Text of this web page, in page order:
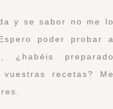
y se sabor no me lo
poder probar a
¿habéis preparado
recetas? Me